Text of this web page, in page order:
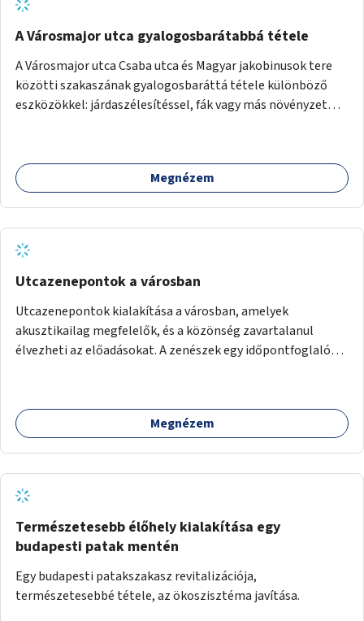
A Városmajor utca gyalogosbarátabbá tétele
A Városmajor utca Csaba utca és Magyar jakobinusok tere
közötti szakaszának gyalogosbaráttá tétele különböző
eszközökkel: járdaszélesítéssel, fák vagy más növényzet
Megnézem
Utcazenepontok a városban
Utcazenepontok kialakítása a városban, amelyek
akusztikailag megfelelők, és a közönség zavartalanul
élvezheti az előadásokat. A zenészek egy időpontfoglalón
Megnézem
Természetesebb élőhely kialakítása egy
budapesti patak mentén
Egy budapesti patakszakasz revitalizációja,
természetesebbé tétele, az ökoszisztéma javítása.